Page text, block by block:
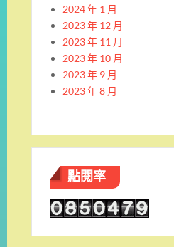
2024 年 1 月
2023 年 12 月
2023 年 11 月
2023 年 10 月
2023 年 9 月
2023 年 8 月
點閱率